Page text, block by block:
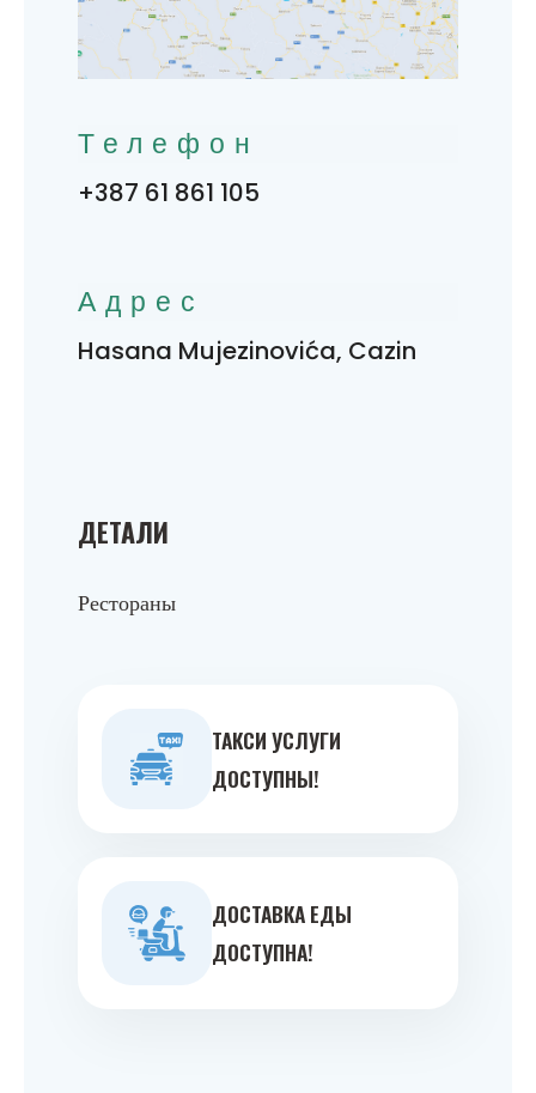
ДЕТАЛИ
Рестораны
ТАКСИ УСЛУГИ
ДОСТУПНЫ!
ДОСТАВКА ЕДЫ
ДОСТУПНА!
Телефон
+387 61 861 105
Адрес
Hasana Mujezinovića, Cazin